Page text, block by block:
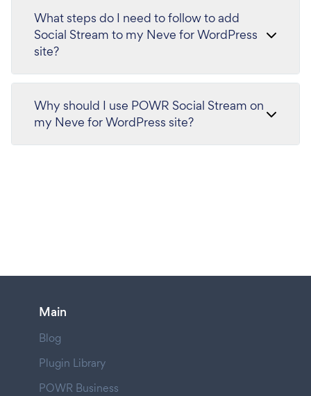
What steps do I need to follow to add
Social Stream to my Neve for WordPress
site?
Why should I use POWR Social Stream on
my Neve for WordPress site?
Main
Blog
Plugin Library
POWR Business